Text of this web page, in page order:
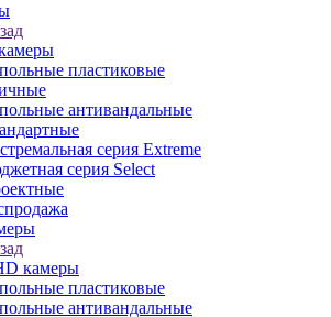
пластиковые
антивандальные
серия Extreme
серия Select
камеры
пластиковые
антивандальные